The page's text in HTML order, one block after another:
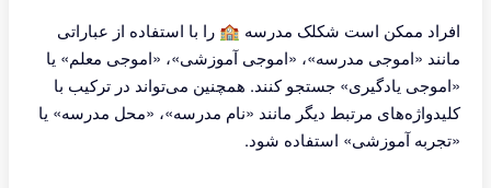
افراد ممکن است شکلک مدرسه 🏫 را با استفاده از عباراتی
مانند «اموجی مدرسه»، «اموجی آموزشی»، «اموجی معلم» یا
«اموجی یادگیری» جستجو کنند. همچنین می‌تواند در ترکیب با
کلیدواژه‌های مرتبط دیگر مانند «نام مدرسه»، «محل مدرسه» یا
«تجربه آموزشی» استفاده شود.